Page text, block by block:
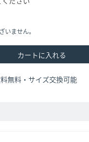
いません。
カートに入れる
無料・サイズ交換可能